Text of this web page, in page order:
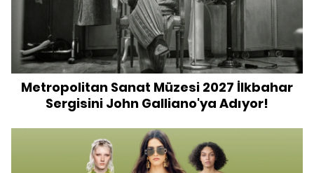
Metropolitan Sanat Müzesi 2027 İlkbahar
Sergisini John Galliano'ya Adıyor!